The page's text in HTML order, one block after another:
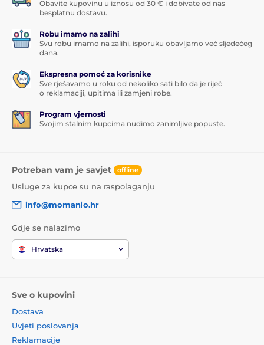
Obavite kupovinu u iznosu od 30 € i dobivate od nas
besplatnu dostavu.
Robu imamo na zalihi
Svu robu imamo na zalihi, isporuku obavljamo već sljedećeg
dana.
Ekspresna pomoć za korisnike
Sve rješavamo u roku od nekoliko sati bilo da je riječ
o reklamaciji, upitima ili zamjeni robe.
Program vjernosti
Svojim stalnim kupcima nudimo zanimljive popuste.
Potreban vam je savjet offline
Usluge za kupce su na raspolaganju
info@momanio.hr
Gdje se nalazimo
Hrvatska
Sve o kupovini
Dostava
Uvjeti poslovanja
Reklamacije